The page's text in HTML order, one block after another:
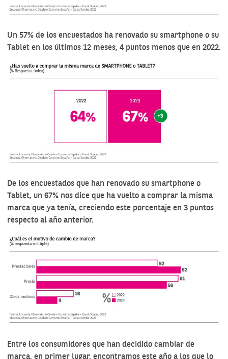
Un 57% de los encuestados ha renovado su smartphone o su
Tablet en los últimos 12 meses, 4 puntos menos que en 2022.
De los encuestados que han renovado su smartphone o
Tablet, un 67% nos dice que ha vuelto a comprar la misma
marca que ya tenía, creciendo este porcentaje en 3 puntos
respecto al año anterior.
Entre los consumidores que han decidido cambiar de
marca, en primer lugar, encontramos este año a los que lo